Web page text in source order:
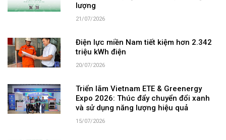
lượng
21/07/2026
Điện lực miền Nam tiết kiệm hơn 2.342
triệu kWh điện
20/07/2026
Triển lãm Vietnam ETE & Greenergy
Expo 2026: Thúc đẩy chuyển đổi xanh
và sử dụng năng lượng hiệu quả
15/07/2026